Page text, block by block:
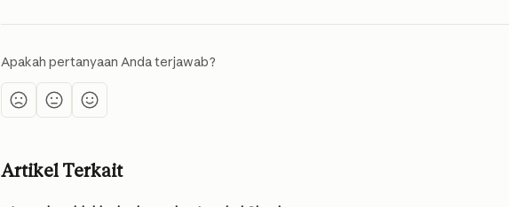
Apakah pertanyaan Anda terjawab?
Artikel Terkait